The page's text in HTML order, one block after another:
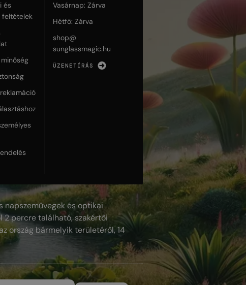
és
feltételek
Vasárnap: Zárva
Hétfő: Zárva
shop@
sunglassmagic.hu
ÜZENETÍRÁS
napszemüvegek és optikai
2 percre található, szakértői
ország bármelyik területéről, 14